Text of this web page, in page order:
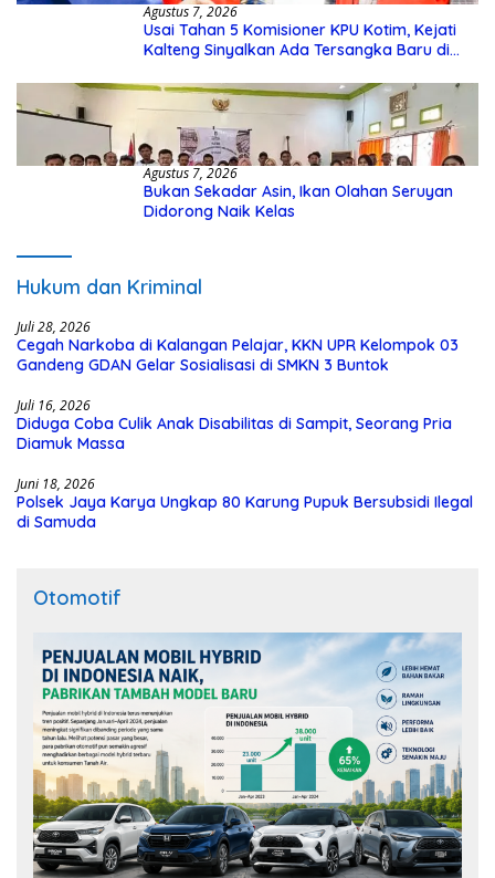
Agustus 7, 2026
Usai Tahan 5 Komisioner KPU Kotim, Kejati
Kalteng Sinyalkan Ada Tersangka Baru di
Agustus 7, 2026
Bukan Sekadar Asin, Ikan Olahan Seruyan
Didorong Naik Kelas
Hukum dan Kriminal
Juli 28, 2026
Cegah Narkoba di Kalangan Pelajar, KKN UPR Kelompok 03
Gandeng GDAN Gelar Sosialisasi di SMKN 3 Buntok
Juli 16, 2026
Diduga Coba Culik Anak Disabilitas di Sampit, Seorang Pria
Diamuk Massa
Juni 18, 2026
Polsek Jaya Karya Ungkap 80 Karung Pupuk Bersubsidi Ilegal
di Samuda
Otomotif